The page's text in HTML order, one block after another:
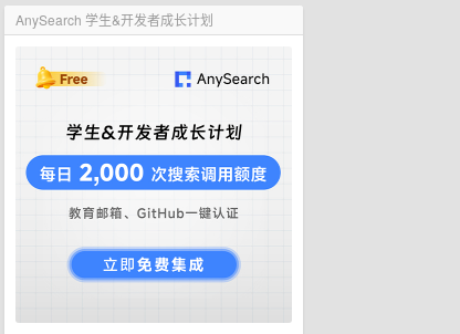
AnySearch 学生&开发者成长计划